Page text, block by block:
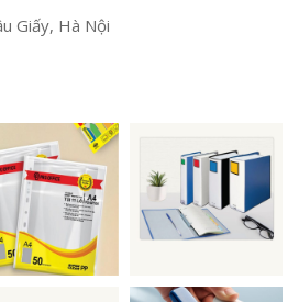
Giấy, Hà Nội